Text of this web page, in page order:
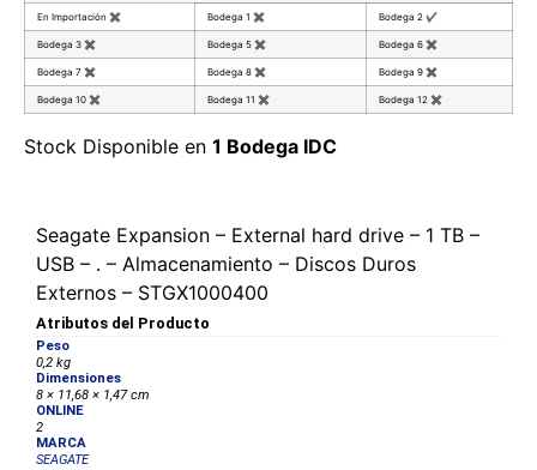
En Importación ✖ Bodega 1 ✖ Bodega 2 ✔
Bodega 3 ✖ Bodega 5 ✖ Bodega 6 ✖
Bodega 7 ✖ Bodega 8 ✖ Bodega 9 ✖
Bodega 10 ✖ Bodega 11 ✖ Bodega 12 ✖
Stock Disponible en 1 Bodega IDC
Seagate Expansion – External hard drive – 1 TB –
USB – . – Almacenamiento – Discos Duros
Externos – STGX1000400
Atributos del Producto
Peso
0,2 kg
Dimensiones
8 × 11,68 × 1,47 cm
ONLINE
2
MARCA
SEAGATE